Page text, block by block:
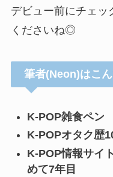
デビュー前にチェッ
くださいね◎
筆者(Neon)はこ
K-POP雑食ペン
K-POPオタク歴
K-POP情報サイ
めて7年目